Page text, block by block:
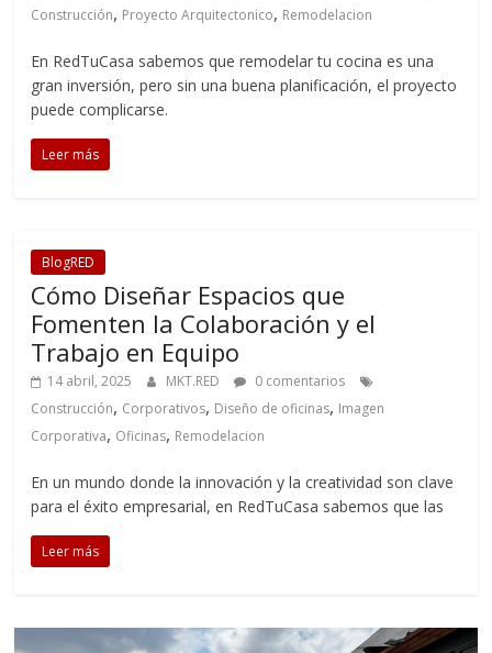
Construcción, Proyecto Arquitectonico, Remodelacion
En RedTuCasa sabemos que remodelar tu cocina es una
gran inversión, pero sin una buena planificación, el proyecto
puede complicarse.
Leer más
BlogRED
Cómo Diseñar Espacios que
Fomenten la Colaboración y el
Trabajo en Equipo
14 abril, 2025 MKT.RED
0 comentarios
Construcción, Corporativos, Diseño de oficinas, Imagen
Corporativa, Oficinas, Remodelacion
En un mundo donde la innovación y la creatividad son clave
para el éxito empresarial, en RedTuCasa sabemos que las
Leer más